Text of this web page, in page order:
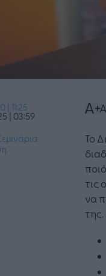
11:25
| 03:59
Το
τις
να
της.